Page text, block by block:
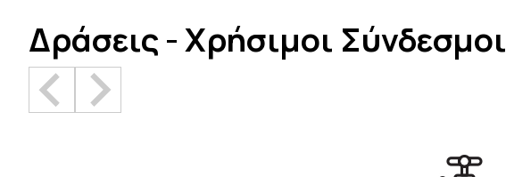
Δράσεις - Χρήσιμοι Σύνδεσμοι